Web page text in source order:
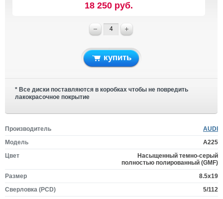
18 250 руб.
купить
* Все диски поставляются в коробках чтобы не повредить
лакокрасочное покрытие
Производитель
AUDI
Модель
A225
Цвет
Насыщенный темно-серый
полностью полированный (GMF)
Размер
8.5x19
Сверловка (PCD)
5/112